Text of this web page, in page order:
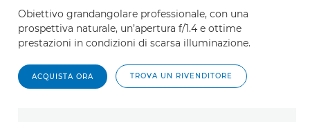
Obiettivo grandangolare professionale, con una
prospettiva naturale, un’apertura f/1.4 e ottime
prestazioni in condizioni di scarsa illuminazione.
ACQUISTA ORA TROVA UN RIVENDITORE